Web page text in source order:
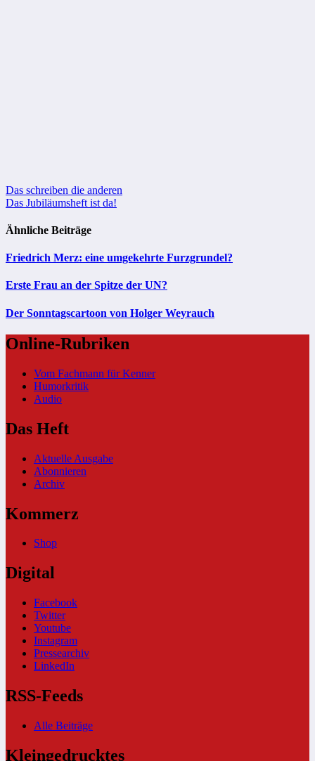
Beitragsnavigation
Das schreiben die anderen
Das Jubiläumsheft ist da!
Ähnliche Beiträge
Friedrich Merz: eine umgekehrte Furzgrundel?
Erste Frau an der Spitze der UN?
Der Sonntagscartoon von Holger Weyrauch
Online-Rubriken
Vom Fachmann für Kenner
Humorkritik
Audio
Das Heft
Aktuelle Ausgabe
Abonnieren
Archiv
Kommerz
Shop
Digital
Facebook
Twitter
Youtube
Instagram
Pressearchiv
LinkedIn
RSS-Feeds
Alle Beiträge
Kleingedrucktes